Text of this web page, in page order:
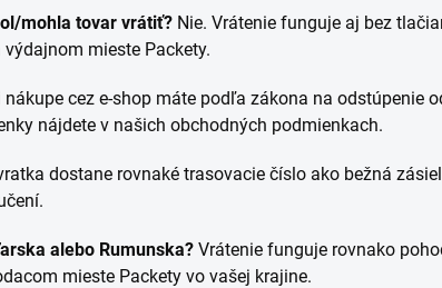
mohla tovar vrátiť? Nie. Vrátenie funguje aj bez
mieste Packety.
nákupe cez e-shop máte podľa zákona na odstúpenie
nájdete v našich obchodných podmienkach.
dostane rovnaké trasovacie číslo ako bežná
alebo Rumunska? Vrátenie funguje rovnako
mieste Packety vo vašej krajine.